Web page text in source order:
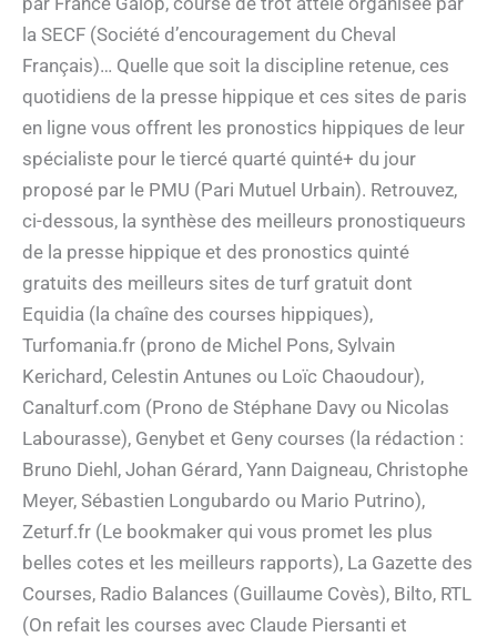
la SECF (Société d’encouragement du Cheval
Français)… Quelle que soit la discipline retenue, ces
quotidiens de la presse hippique et ces sites de paris
en ligne vous offrent les pronostics hippiques de leur
spécialiste pour le tiercé quarté quinté+ du jour
proposé par le PMU (Pari Mutuel Urbain). Retrouvez,
ci-dessous, la synthèse des meilleurs pronostiqueurs
de la presse hippique et des pronostics quinté
gratuits des meilleurs sites de turf gratuit dont
Equidia (la chaîne des courses hippiques),
Turfomania.fr (prono de Michel Pons, Sylvain
Kerichard, Celestin Antunes ou Loïc Chaoudour),
Canalturf.com (Prono de Stéphane Davy ou Nicolas
Labourasse), Genybet et Geny courses (la rédaction :
Bruno Diehl, Johan Gérard, Yann Daigneau, Christophe
Meyer, Sébastien Longubardo ou Mario Putrino),
Zeturf.fr (Le bookmaker qui vous promet les plus
belles cotes et les meilleurs rapports), La Gazette des
Courses, Radio Balances (Guillaume Covès), Bilto, RTL
(On refait les courses avec Claude Piersanti et